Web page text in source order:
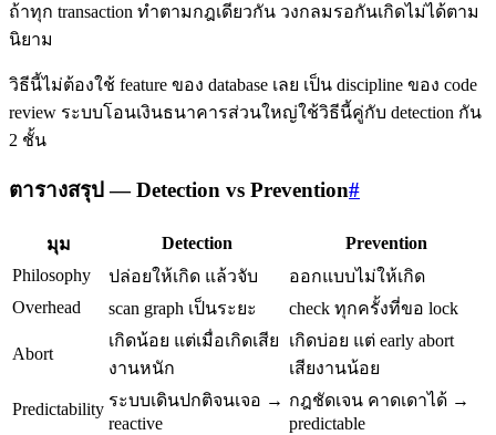
ถ้าทุก transaction ทำตามกฎเดียวกัน วงกลมรอกันเกิดไม่ได้ตาม
นิยาม
วิธีนี้ไม่ต้องใช้ feature ของ database เลย เป็น discipline ของ code
review ระบบโอนเงินธนาคารส่วนใหญ่ใช้วิธีนี้คู่กับ detection กัน
2 ชั้น
ตารางสรุป — Detection vs Prevention#
มุม Detection
Prevention
Philosophy
ปล่อยให้เกิด แล้วจับ
ออกแบบไม่ให้เกิด
Overhead
scan graph เป็นระยะ check ทุกครั้งที่ขอ lock
Abort
เกิดน้อย แต่เมื่อเกิดเสีย
งานหนัก
เกิดบ่อย แต่ early abort
เสียงานน้อย
Predictability ระบบเดินปกติจนเจอ →
reactive
กฎชัดเจน คาดเดาได้ →
predictable